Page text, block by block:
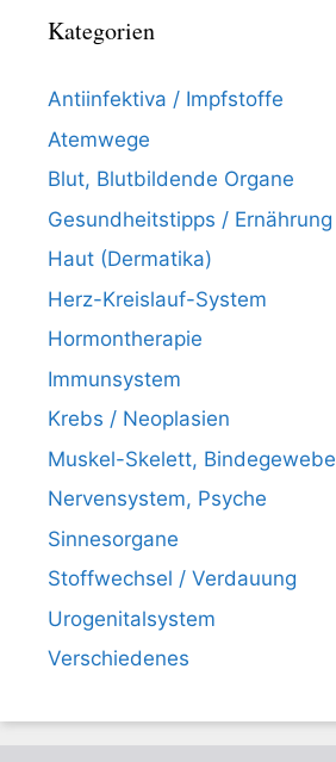
Kategorien
Antiinfektiva / Impfstoffe
Atemwege
Blut, Blutbildende Organe
Gesundheitstipps / Ernährung
Haut (Dermatika)
Herz-Kreislauf-System
Hormontherapie
Immunsystem
Krebs / Neoplasien
Muskel-Skelett, Bindegewebe
Nervensystem, Psyche
Sinnesorgane
Stoffwechsel / Verdauung
Urogenitalsystem
Verschiedenes